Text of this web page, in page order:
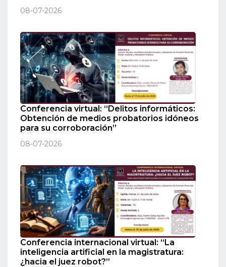
08-07-2026
Conferencia virtual: “Delitos informáticos:
Obtención de medios probatorios idóneos
para su corroboración”
08-07-2026
Conferencia internacional virtual: “La
inteligencia artificial en la magistratura:
¿hacia el juez robot?”